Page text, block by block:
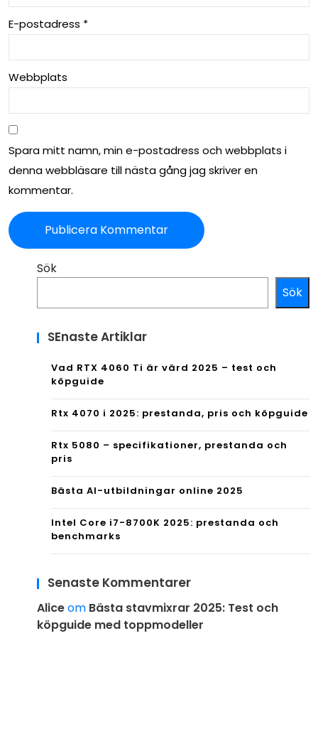
E-postadress *
Webbplats
Spara mitt namn, min e-postadress och webbplats i
denna webbläsare till nästa gång jag skriver en
kommentar.
Sök
Sök
SEnaste Artiklar
Vad RTX 4060 Ti är värd 2025 – test och
köpguide
Rtx 4070 i 2025: prestanda, pris och köpguide
Rtx 5080 – specifikationer, prestanda och
pris
Bästa AI-utbildningar online 2025
Intel Core i7-8700K 2025: prestanda och
benchmarks
Senaste Kommentarer
Aliceom Bästa stavmixrar 2025: Test och
köpguide med toppmodeller